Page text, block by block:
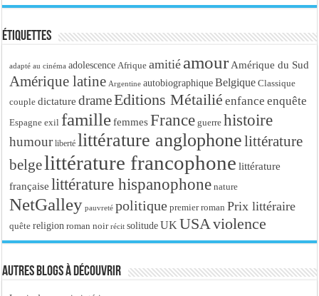
Étiquettes
adapté au cinéma adolescence Afrique amitié amour Amérique du Sud
Amérique latine Argentine autobiographique Belgique Classique
couple dictature drameEditions Métailié enfance enquête
Espagne exil famille femmes France guerre histoire
humour liberté littérature anglophonelittérature
belgelittérature francophone littérature
française littérature hispanophone nature
NetGalley pauvreté politique premier roman Prix littéraire
quête religion roman noir récit solitude UK USAviolence
Autres blogs à découvrir